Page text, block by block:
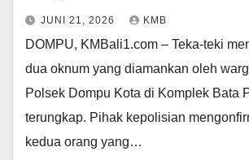
JUNI 21, 2026 KMB
DOMPU, KMBali1.com – Teka-teki
dua oknum yang diamankan oleh
Polsek Dompu Kota di Komplek Bata
terungkap. Pihak kepolisian
kedua orang yang…